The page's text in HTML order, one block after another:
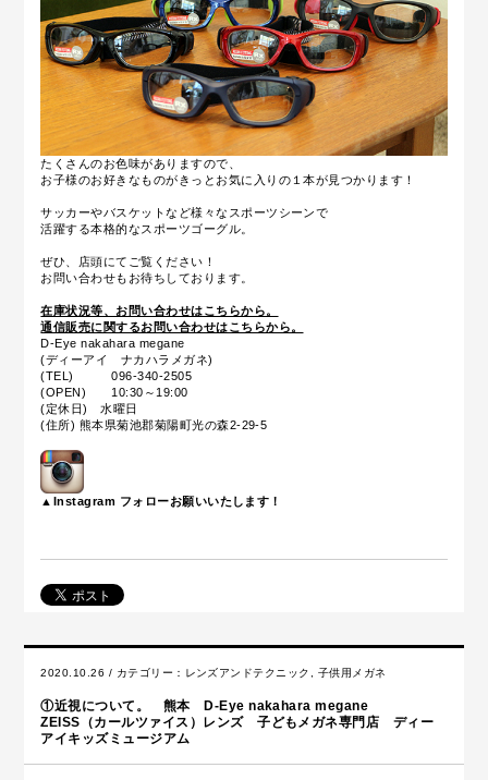
たくさんのお色味がありますので、
お子様のお好きなものがきっとお気に入りの１本が見つかります！
サッカーやバスケットなど様々なスポーツシーンで
活躍する本格的なスポーツゴーグル。
ぜひ、店頭にてご覧ください！
お問い合わせもお待ちしております。
在庫状況等、お問い合わせはこちらから。
通信販売に関するお問い合わせはこちらから。
D-Eye nakahara megane
(ディーアイ ナカハラメガネ)
(TEL) 096-340-2505
(OPEN) 10:30～19:00
(定休日) 水曜日
(住所) 熊本県菊池郡菊陽町光の森2-29-5
▲Instagram フォローお願いいたします！
2020.10.26 / カテゴリー： レンズアンドテクニック 子供用メガネ
①近視について。 熊本 D-Eye nakahara megane
ZEISS（カールツァイス）レンズ 子どもメガネ専門店 ディー
アイキッズミュージアム